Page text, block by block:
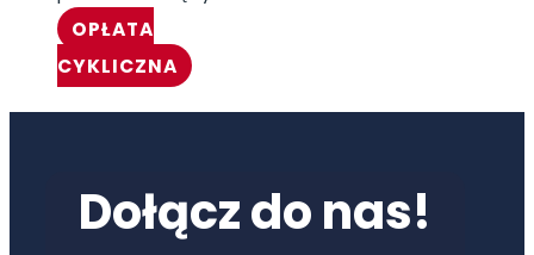
OPŁATA
CYKLICZNA
Dołącz do nas!